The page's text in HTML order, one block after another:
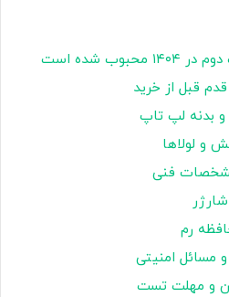
شده است
قبل از خرید
بدنه لپ تاپ
و لولاها
فنی
رم
مسائل امنیتی
و مهلت تست